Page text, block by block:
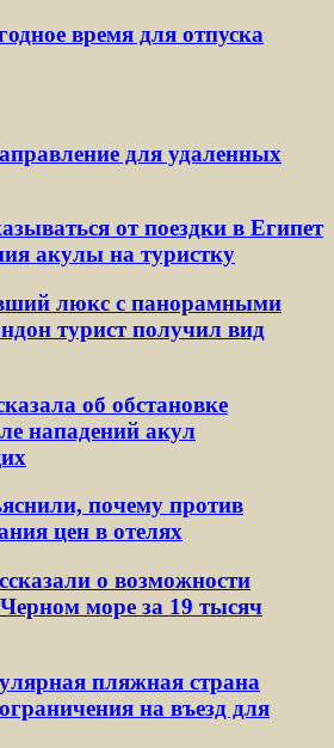
время для отпуска
для удаленных
от поездки в Египет
акулы на туристку
люкс с панорамными
турист получил вид
об обстановке
нападений акул
почему против
цен в отелях
о возможности
море за 19 тысяч
пляжная страна
на въезд для